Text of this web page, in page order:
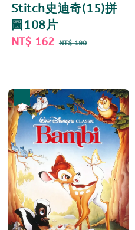
Stitch史迪奇(15)拼
圖108片
Sale
NT$ 162 Regular
NT$ 190